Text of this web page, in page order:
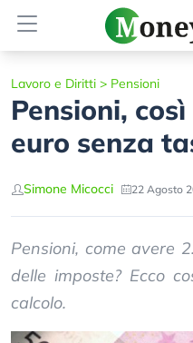
Lavoro e Diritti > Pensioni
Pensioni,
euro senza
Simone Micocci 22 Agosto
Pensioni, come avere
delle imposte? Ecco
calcolo.